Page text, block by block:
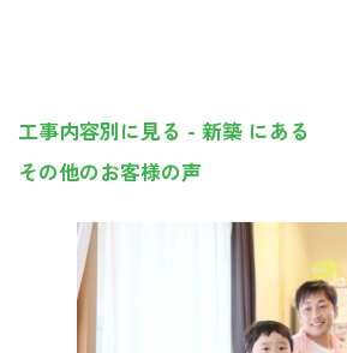
工事内容別に見る - 新築 にある
その他のお客様の声